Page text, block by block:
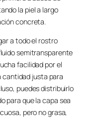
la piel a largo
concreta.
a todo el rostro
semitransparente
facilidad por el
cantidad justa para
puedes distribuirlo
para que la capa sea
pero no grasa,